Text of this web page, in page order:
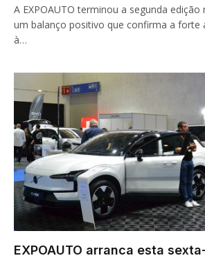
A EXPOAUTO terminou a segunda edição
um balanço positivo que confirma a forte
à…
EXPOAUTO arranca esta